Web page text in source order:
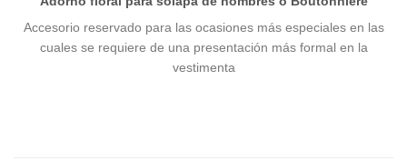
Accesorio reservado para las ocasiones más especiales en las
cuales se requiere de una presentación más formal en la
vestimenta